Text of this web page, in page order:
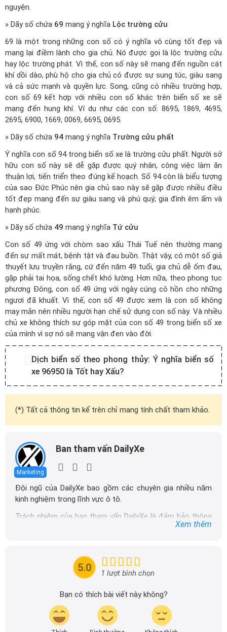
nguyện.
» Dãy số chứa 69 mang ý nghĩa Lộc trường cửu
69 là một trong những con số có ý nghĩa vô cùng tốt đẹp và
mang lại điềm lành cho gia chủ. Nó được gọi là lộc trường cửu
hay lộc trường phát. Vì thế, con số này sẽ mang đến nguồn cát
khí dồi dào, phù hộ cho gia chủ có được sự sung túc, giàu sang
và cả sức mạnh và quyền lực. Song, cũng có nhiều trường hợp,
con số 69 kết hợp với nhiều con số khác trên biển số xe sẽ
mang đến hung khí. Ví dụ như các con số: 8695, 1869, 4695,
2695, 6900, 1669, 0069, 6695, 0695.
» Dãy số chứa 94 mang ý nghĩa Trường cửu phất
Ý nghĩa con số 94 trong biển số xe là trường cửu phất. Người sở
hữu con số này sẽ dễ gặp được quý nhân, công việc làm ăn
thuận lợi, tiến triển theo đúng kế hoạch. Số 94 còn là biểu tượng
của sao Đức Phúc nên gia chủ sao này sẽ gặp được nhiều điều
tốt đẹp mang đến sự giàu sang và phú quý; gia đình êm ấm và
hạnh phúc.
» Dãy số chứa 49 mang ý nghĩa Tứ cửu
Con số 49 ứng với chòm sao xấu Thái Tuế nên thường mang
đến sự mất mát, bệnh tật và đau buồn. Thật vậy, có một số giả
thuyết lưu truyền rằng, cứ đến năm 49 tuổi, gia chủ dễ ốm đau,
gặp phải tai họa, sống chết khó lường. Hơn nữa, theo phong tục
phương Đông, con số 49 ứng với ngày cúng cô hồn cho những
ngươi đã khuất. Vì thế, con số 49 được xem là con số không
may mắn nên nhiều người hạn chế sử dụng con số này. Và nhiều
chủ xe không thích sự góp mặt của con số 49 trong biển số xe
của mình vì sợ nó sẽ mang vận đen vào đời.
Dịch biển số theo phong thủy: Ý nghĩa biển số
xe 96950 là Tốt hay Xấu?
(*) Tất cả thông tin kể trên chỉ mang tính chất tham khảo.
Marketing
Ban tham vấn DailyXe
Đội ngũ của DailyXe bao gồm các chuyên gia nhiều năm
kinh nghiệm trong lĩnh vực ô tô.
Trách nhiệm của ban tham vấn DailyXe là đảm bảo thông
tin chính xác được đăng tải trên dailyxe.com.vn, thường
tin nhanh chóng và dễ dàng hơn.
Xem thêm
5.0 1 lượt bình chọn
Bạn có thích bài viết này không?